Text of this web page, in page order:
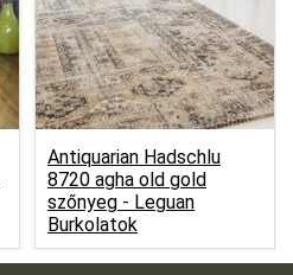
Antiquarian Hadschlu
8720 agha old gold
szőnyeg - Leguan
Burkolatok